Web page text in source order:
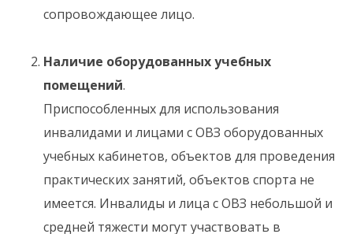
сопровождающее лицо.
Наличие оборудованных учебных
помещений.
Приспособленных для использования
инвалидами и лицами с ОВЗ оборудованных
учебных кабинетов, объектов для проведения
практических занятий, объектов спорта не
имеется. Инвалиды и лица с ОВЗ небольшой и
средней тяжести могут участвовать в